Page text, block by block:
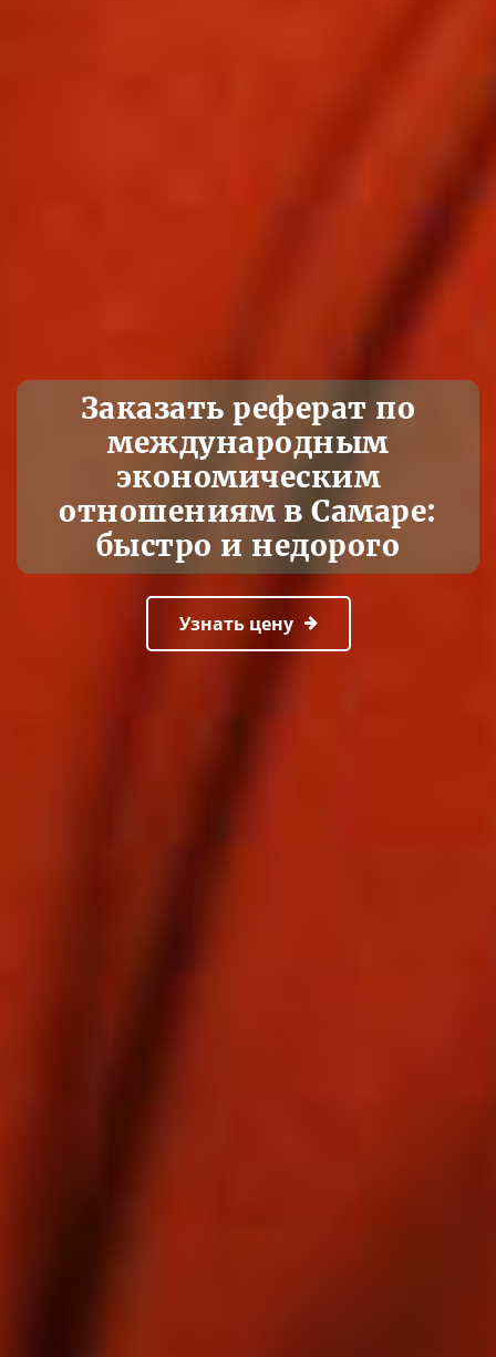
Заказать реферат по
международным
экономическим
отношениям в Самаре:
быстро и недорого
Узнать цену